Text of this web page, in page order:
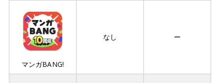
マンガBANG!
なし ー